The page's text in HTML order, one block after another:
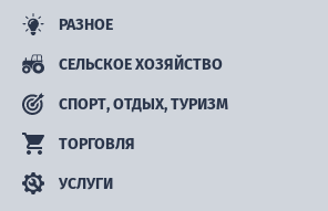
РАЗНОЕ
СЕЛЬСКОЕ ХОЗЯЙСТВО
СПОРТ, ОТДЫХ, ТУРИЗМ
ТОРГОВЛЯ
УСЛУГИ